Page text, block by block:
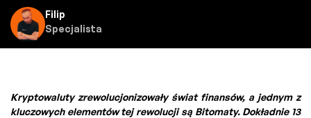
Filip
Specjalista
Kryptowaluty zrewolucjonizowały świat finansów, a jednym z
kluczowych elementów tej rewolucji są Bitomaty. Dokładnie 13